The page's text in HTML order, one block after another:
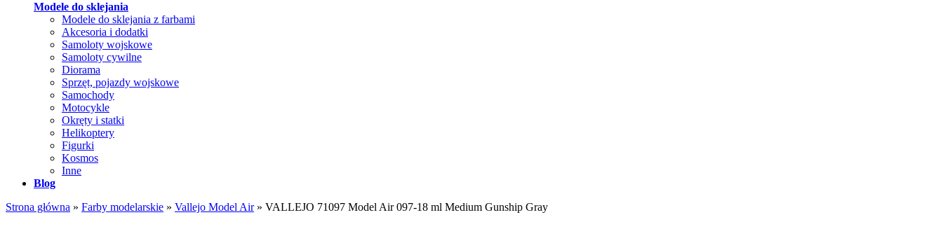
Modele do sklejania
Modele do sklejania z farbami
Akcesoria i dodatki
Samoloty wojskowe
Samoloty cywilne
Diorama
Sprzęt, pojazdy wojskowe
Samochody
Motocykle
Okręty i statki
Helikoptery
Figurki
Kosmos
Inne
Blog
Strona główna » Farby modelarskie » Vallejo Model Air» VALLEJO 71097 Model Air 097-18 ml Medium Gunship Gray